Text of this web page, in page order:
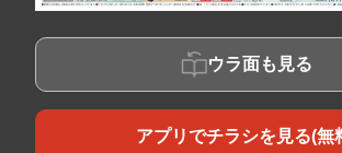
ウラ面も見る
アプリでチラシを見る(無